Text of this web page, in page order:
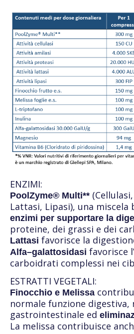
ENZIMI:
PoolZyme® Multi**
Lattasi, Lipasi), una miscela
enzimi per supportare la
proteine, dei grassi e dei
Lattasi favorisce la
Alfa–galattosidasi favorisce
carboidrati complessi nei
ESTRATTI VEGETALI:
Finocchio e Melissa
normale funzione
gastrointestinale ed
La melissa contribuisce